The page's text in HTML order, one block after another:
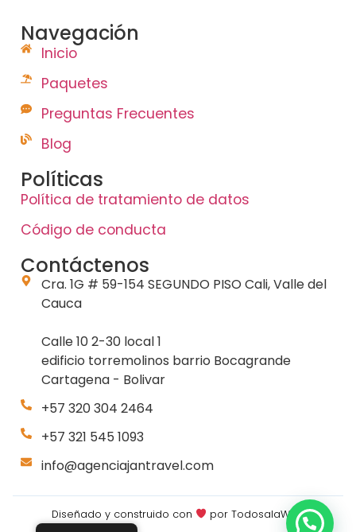
Navegación
Inicio
Paquetes
Preguntas Frecuentes
Blog
Políticas
Política de tratamiento de datos
Código de conducta
Contáctenos
Cra. 1G # 59-154 SEGUNDO PISO Cali, Valle del
Cauca
Calle 10 2-30 local 1
edificio torremolinos barrio Bocagrande
Cartagena - Bolivar
+57 320 304 2464
+57 321 545 1093
info@agenciajantravel.com
Diseñado y construido con porTodosalaWeb